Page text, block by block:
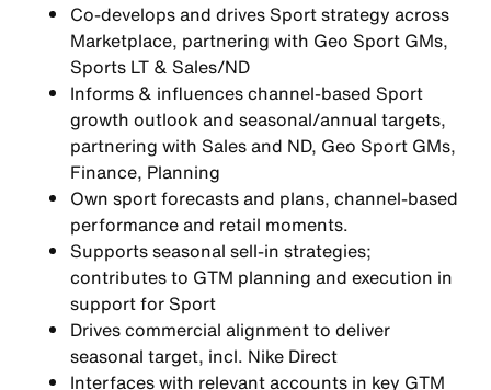
Co-develops and drives Sport strategy across
Marketplace, partnering with Geo Sport GMs,
Sports LT & Sales/ND
Informs & influences channel-based Sport
growth outlook and seasonal/annual targets,
partnering with Sales and ND, Geo Sport GMs,
Finance, Planning
Own sport forecasts and plans, channel-based
performance and retail moments.
Supports seasonal sell-in strategies;
contributes to GTM planning and execution in
support for Sport
Drives commercial alignment to deliver
seasonal target, incl. Nike Direct
Interfaces with relevant accounts in key GTM